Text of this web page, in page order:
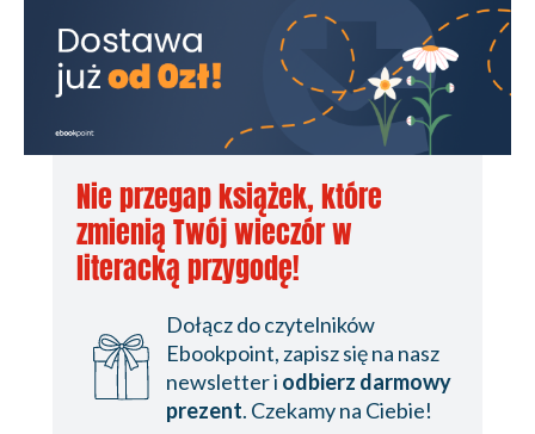
Nie przegap książek, które
zmienią Twój wieczór w
literacką przygodę!
Dołącz do czytelników
Ebookpoint, zapisz się na nasz
newsletter i odbierz darmowy
prezent. Czekamy na Ciebie!